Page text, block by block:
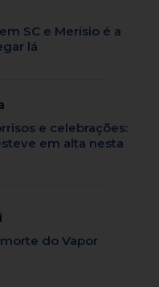
SC e Merísio é a
lá
e celebrações:
em alta nesta
do Vapor